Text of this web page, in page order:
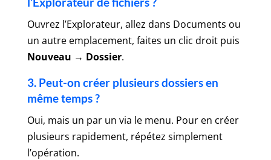
Ouvrez l’Explorateur, allez dans Documents ou
un autre emplacement, faites un clic droit puis
Nouveau → Dossier.
3. Peut-on créer plusieurs dossiers en
même temps ?
Oui, mais un par un via le menu. Pour en créer
plusieurs rapidement, répétez simplement
l’opération.